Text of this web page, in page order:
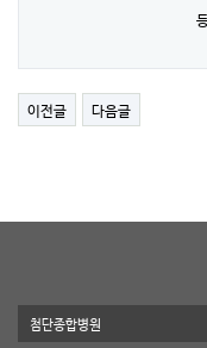
이전글 다음글
첨단종합병원